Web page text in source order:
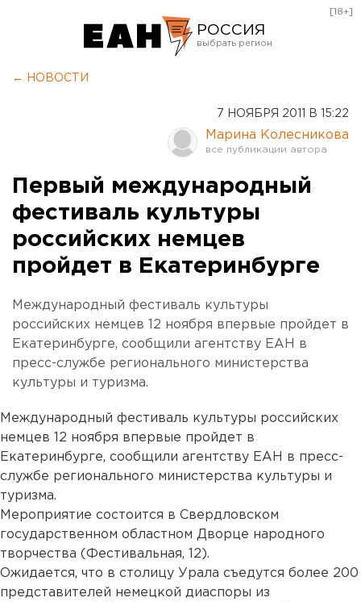
РОССИЯ
Оренбург
[18+]
← НОВОСТИ
7 НОЯБРЯ 2011 В 15:22
Марина Колесникова
Первый международный
фестиваль культуры
российских немцев
пройдет в Екатеринбурге
Международный фестиваль культуры
российских немцев 12 ноября впервые пройдет в
Екатеринбурге, сообщили агентству ЕАН в
пресс-службе регионального министерства
культуры и туризма.
Международный фестиваль культуры российских
немцев 12 ноября впервые пройдет в
Екатеринбурге, сообщили агентству ЕАН в пресс-
службе регионального министерства культуры и
туризма.
Мероприятие состоится в Свердловском
государственном областном Дворце народного
творчества (Фестивальная, 12).
Ожидается, что в столицу Урала съедутся более 200
представителей немецкой диаспоры из